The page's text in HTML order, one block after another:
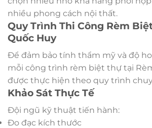
nhiều phong cách nội thất.
Quy Trình Thi Công Rèm
Quốc Huy
Để đảm bảo tính thẩm mỹ và độ
mỗi công trình rèm biệt thự tại
được thực hiện theo quy trình
Khảo Sát Thực Tế
Đội ngũ kỹ thuật tiến hành:
Đo đạc kích thước